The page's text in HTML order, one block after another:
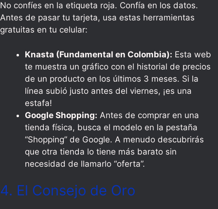
No confíes en la etiqueta roja. Confía en los datos.
Antes de pasar tu tarjeta, usa estas herramientas
gratuitas en tu celular:
Knasta (Fundamental en Colombia): Esta web
te muestra un gráfico con el historial de precios
de un producto en los últimos 3 meses. Si la
línea subió justo antes del viernes, ¡es una
estafa!
Google Shopping: Antes de comprar en una
tienda física, busca el modelo en la pestaña
“Shopping” de Google. A menudo descubrirás
que otra tienda lo tiene más barato sin
necesidad de llamarlo “oferta”.
4. El Consejo de Oro